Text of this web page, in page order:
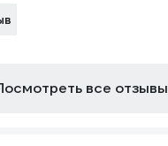
все отзывы